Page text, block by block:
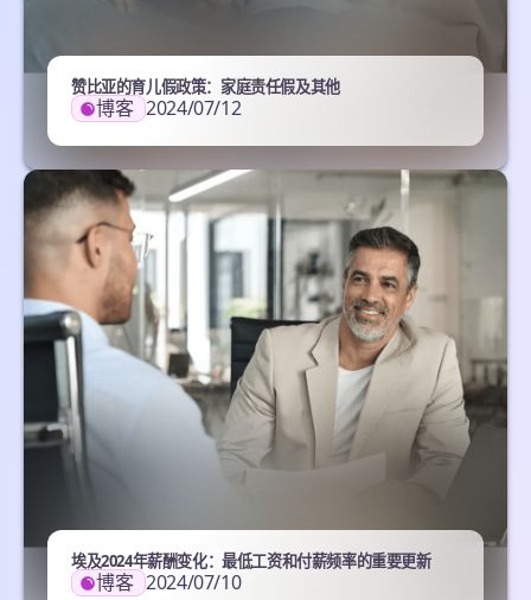
赞比亚的育儿假政策：家庭责任假及其他
博客 2024/07/12
埃及2024年薪酬变化：最低工资和付薪频率的重要更新
博客 2024/07/10